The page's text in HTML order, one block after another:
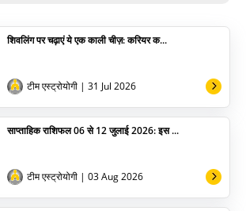
शिवलिंग पर चढ़ाएं ये एक काली चीज़: करियर क...
टीम एस्ट्रोयोगी | 31 Jul 2026
साप्ताहिक राशिफल 06 से 12 जुलाई 2026: इस ...
टीम एस्ट्रोयोगी | 03 Aug 2026